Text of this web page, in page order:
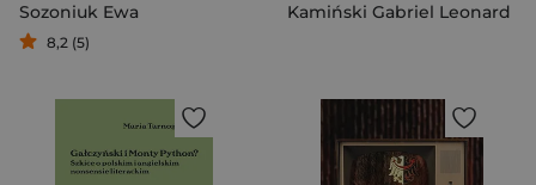
Sozoniuk Ewa
8,2 (5)
Kamiński Gabriel Leonard